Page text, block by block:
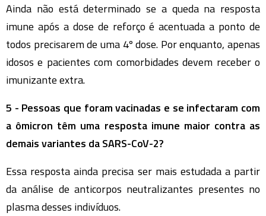
Ainda não está determinado se a queda na resposta
imune após a dose de reforço é acentuada a ponto de
todos precisarem de uma 4º dose. Por enquanto, apenas
idosos e pacientes com comorbidades devem receber o
imunizante extra.
5 - Pessoas que foram vacinadas e se infectaram com
a ômicron têm uma resposta imune maior contra as
demais variantes da SARS-CoV-2?
Essa resposta ainda precisa ser mais estudada a partir
da análise de anticorpos neutralizantes presentes no
plasma desses indivíduos.